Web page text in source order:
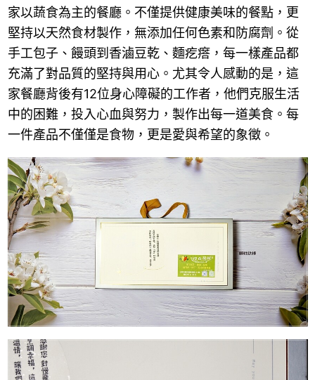
家以蔬食為主的餐廳。不僅提供健康美味的餐點，更
堅持以天然食材製作，無添加任何色素和防腐劑。從
手工包子、饅頭到香滷豆乾、麵疙瘩，每一樣產品都
充滿了對品質的堅持與用心。尤其令人感動的是，這
家餐廳背後有12位身心障礙的工作者，他們克服生活
中的困難，投入心血與努力，製作出每一道美食。每
一件產品不僅僅是食物，更是愛與希望的象徵。